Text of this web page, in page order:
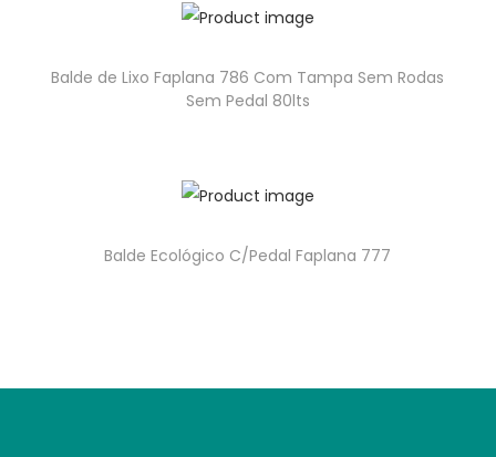
Balde de Lixo Faplana 786 Com Tampa Sem Rodas
Sem Pedal 80lts
Balde Ecológico C/Pedal Faplana 777